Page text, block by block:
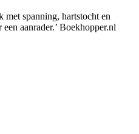
met spanning, hartstocht en
een aanrader.’ Boekhopper.nl